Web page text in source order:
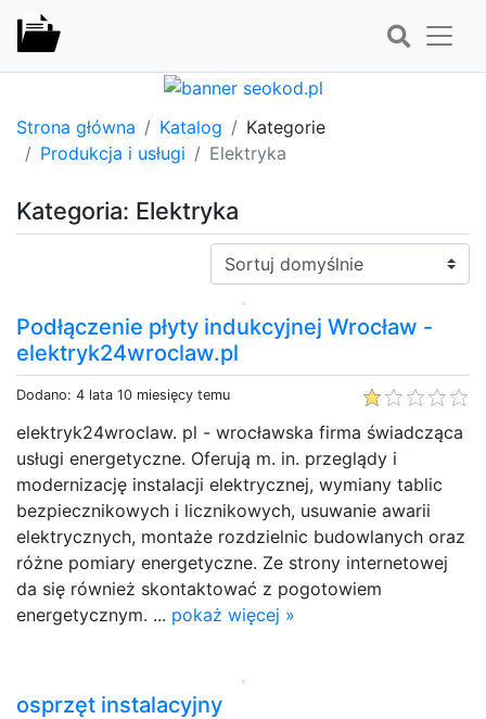
Strona główna Katalog
Kategorie
Produkcja i usługi
Elektryka
Kategoria: Elektryka
Sortuj:
Podłączenie płyty indukcyjnej Wrocław -
elektryk24wroclaw.pl
Dodano: 4 lata 10 miesięcy temu
elektryk24wroclaw. pl - wrocławska firma świadcząca
usługi energetyczne. Oferują m. in. przeglądy i
modernizację instalacji elektrycznej, wymiany tablic
bezpiecznikowych i licznikowych, usuwanie awarii
elektrycznych, montaże rozdzielnic budowlanych oraz
różne pomiary energetyczne. Ze strony internetowej
da się również skontaktować z pogotowiem
energetycznym. ... pokaż więcej »
osprzęt instalacyjny